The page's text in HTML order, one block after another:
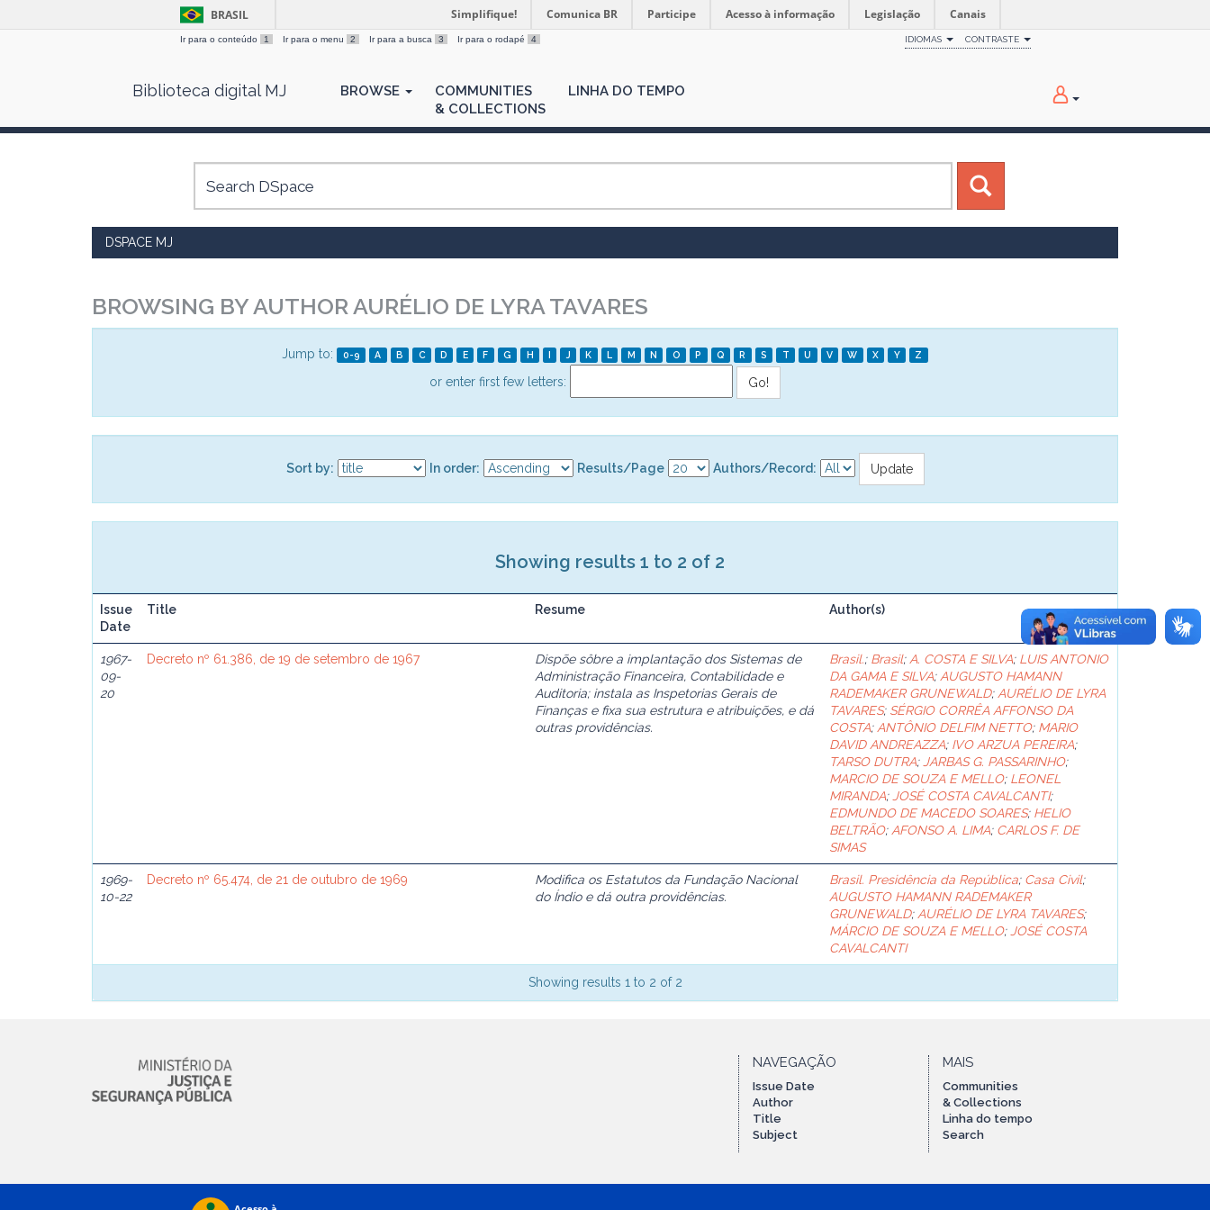
BRASIL Simplifique! Comunica BR Participe Acesso à informação Legislação Canais
Ir para o conteúdo 1 Ir para o menu 2 Ir para a busca 3 Ir para o rodapé 4 IDIOMAS CONTRASTE
Biblioteca digital MJ BROWSE
COMMUNITIES
& COLLECTIONS
LINHA DO TEMPO
DSPACE MJ
BROWSING BY AUTHOR AURÉLIO DE LYRA TAVARES
Jump to: 0-9 A B C D E F G H I J K L M N O P Q R S T U V W X Y Z
or enter first few letters:
Sort by: In order: Results/Page Authors/Record:
Showing results 1 to 2 of 2
Issue
Date
Title Resume Author(s)
1967-
09-
20
Decreto nº 61.386, de 19 de setembro de 1967
Dispõe sôbre a implantação dos Sistemas de
Administração Financeira, Contabilidade e
Auditoria; instala as Inspetorias Gerais de
Finanças e fixa sua estrutura e atribuições, e dá
outras providências.
Brasil.; Brasil; A. COSTA E SILVA; LUIS ANTONIO
DA GAMA E SILVA; AUGUSTO HAMANN
RADEMAKER GRUNEWALD; AURÉLIO DE LYRA
TAVARES; SÉRGIO CORRÊA AFFONSO DA
COSTA; ANTÔNIO DELFIM NETTO; MARIO
DAVID ANDREAZZA; IVO ARZUA PEREIRA;
TARSO DUTRA; JARBAS G. PASSARINHO;
MARCIO DE SOUZA E MELLO; LEONEL
MIRANDA; JOSÉ COSTA CAVALCANTI;
EDMUNDO DE MACEDO SOARES; HELIO
BELTRÃO; AFONSO A. LIMA; CARLOS F. DE
SIMAS
1969-
10-22
Decreto nº 65.474, de 21 de outubro de 1969
Modifica os Estatutos da Fundação Nacional
do Índio e dá outra providências.
Brasil. Presidência da República; Casa Civil;
AUGUSTO HAMANN RADEMAKER
GRUNEWALD; AURÉLIO DE LYRA TAVARES;
MÁRCIO DE SOUZA E MELLO; JOSÉ COSTA
CAVALCANTI
Showing results 1 to 2 of 2
NAVEGAÇÃO
Issue Date
Author
Title
Subject
MAIS
Communities
& Collections
Linha do tempo
Search